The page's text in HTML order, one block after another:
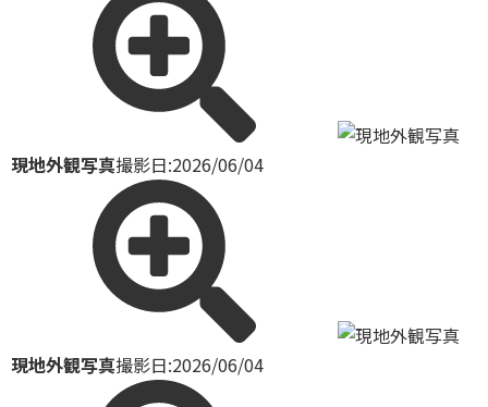
現地外観写真撮影日:2026/06/04
現地外観写真撮影日:2026/06/04